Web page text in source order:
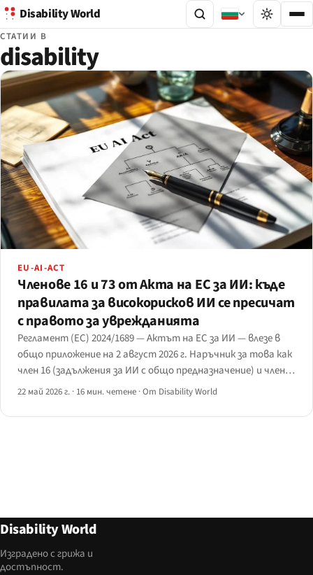
Disability World
СТАТИИ В
disability
EU-AI-ACT
Членове 16 и 73 от Акта на ЕС за ИИ: къде
правилата за високорисков ИИ се пресичат
с правото за уврежданията
Регламент (ЕС) 2024/1689 — Актът на ЕС за ИИ — влезе в
общо приложение на 2 август 2026 г. Наръчник за това как
член 16 (задължения за ИИ с общо предназначение) и член
73 (изисквания за високорисков ИИ) се пресичат с правото
основните услуги.
22 май 2026 г. · 16 мин. четене ·От Disability World
Disability World
Изградено с грижа и
достъпност.